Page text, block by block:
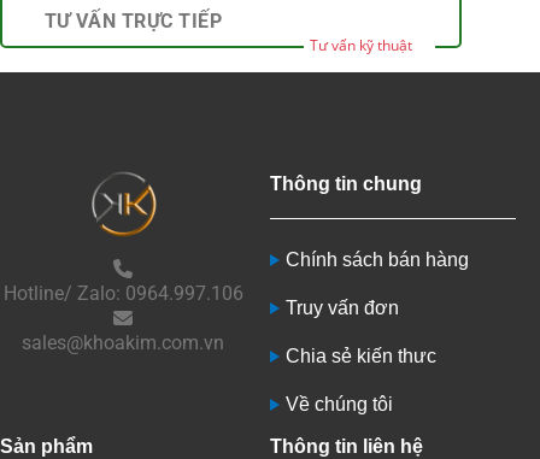
TƯ VẤN TRỰC TIẾP
Tư vấn kỹ thuật
Hotline/ Zalo: 0964.997.106
sales@khoakim.com.vn
Thông tin chung
Chính sách bán hàng
Truy vấn đơn
Chia sẻ kiến thưc
Về chúng tôi
Sản phẩm Thông tin liên hệ